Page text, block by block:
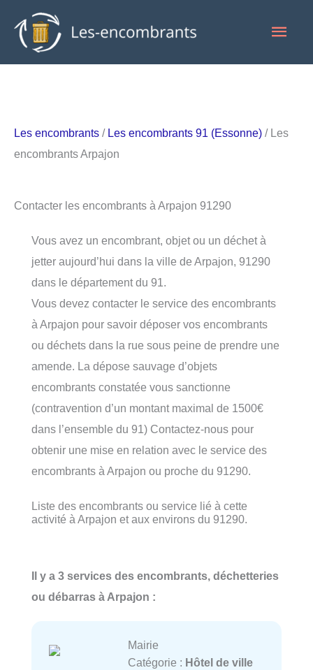
contenu
Les encombrants / Les encombrants 91 (Essonne) / Les
encombrants Arpajon
Contacter les encombrants à Arpajon 91290
Vous avez un encombrant, objet ou un déchet à
jetter aujourd’hui dans la ville de Arpajon, 91290
dans le département du 91.
Vous devez contacter le service des encombrants
à Arpajon pour savoir déposer vos encombrants
ou déchets dans la rue sous peine de prendre une
amende. La dépose sauvage d’objets
encombrants constatée vous sanctionne
(contravention d’un montant maximal de 1500€
dans l’ensemble du 91) Contactez-nous pour
obtenir une mise en relation avec le service des
encombrants à Arpajon ou proche du 91290.
Liste des encombrants ou service lié à cette
activité à Arpajon et aux environs du 91290.
Il y a 3 services des encombrants, déchetteries
ou débarras à Arpajon :
Mairie
Catégorie : Hôtel de ville